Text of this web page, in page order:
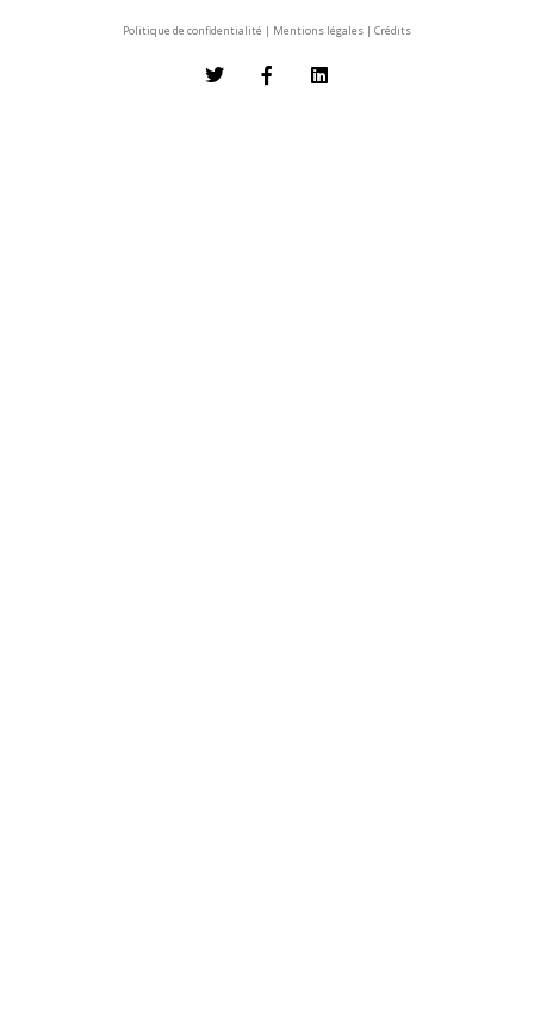
Politique de confidentialité | Mentions légales | Crédits